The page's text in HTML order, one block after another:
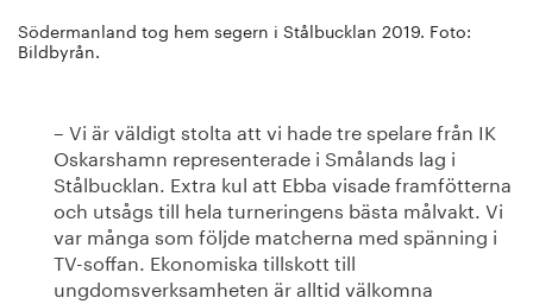
Södermanland tog hem segern i Stålbucklan 2019. Foto:
Bildbyrån.
– Vi är väldigt stolta att vi hade tre spelare från IK
Oskarshamn representerade i Smålands lag i
Stålbucklan. Extra kul att Ebba visade framfötterna
och utsågs till hela turneringens bästa målvakt. Vi
var många som följde matcherna med spänning i
TV-soffan. Ekonomiska tillskott till
ungdomsverksamheten är alltid välkomna